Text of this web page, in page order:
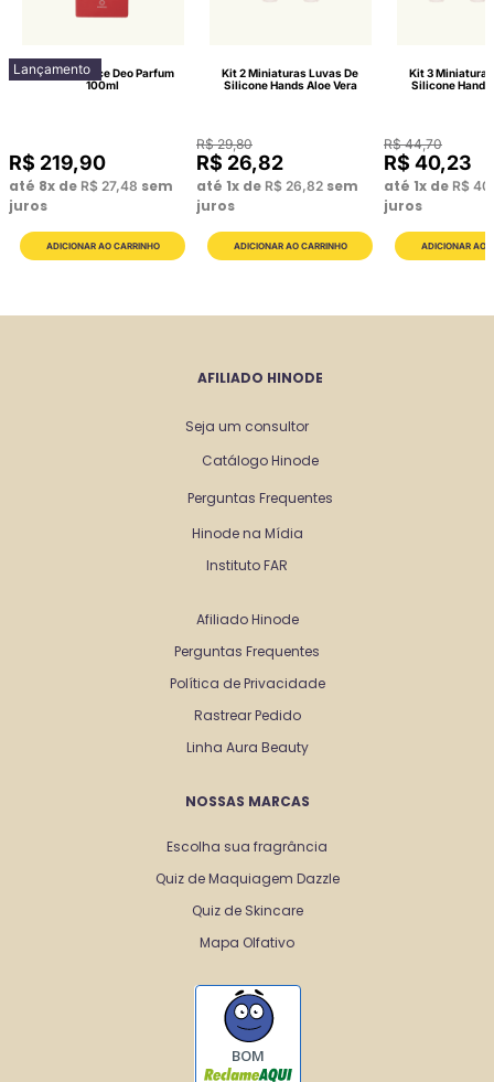
Lançamento
Lattitude Race Deo Parfum
100ml
R$ 219,90
até 8x de R$ 27,48 sem
juros
Kit 2 Miniaturas Luvas De
Silicone Hands Aloe Vera
R$ 29,80
R$ 26,82
até 1x de R$ 26,82 sem
juros
Kit 3
Silicone Hands
R$ 44,70
R$ 40,23
até 1x de R$ 40
juros
AFILIADO HINODE
Seja um consultor
Catálogo Hinode
Perguntas Frequentes
Hinode na Mídia
Instituto FAR
Afiliado Hinode
Perguntas Frequentes
Política de Privacidade
Rastrear Pedido
Linha Aura Beauty
NOSSAS MARCAS
Escolha sua fragrância
Quiz de Maquiagem Dazzle
Quiz de Skincare
Mapa Olfativo
BOM